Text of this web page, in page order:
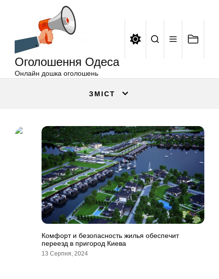
Оголошення Одеса
Онлайн дошка оголошень
ЗМІСТ
Комфорт и безопасность жилья обеспечит
переезд в пригород Киева
13 Серпня, 2024